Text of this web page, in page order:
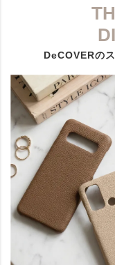
DeCOVERの